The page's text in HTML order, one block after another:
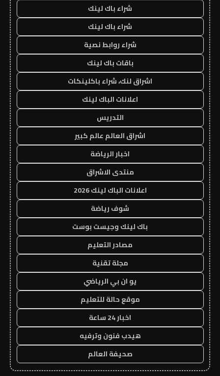
شراء باك لينك
شراء باك لينك
شراء روابط نصية
باقات باك لينك
اشراق لنك، شراء باكلينكات
اعلانات الباك لينك
التدريس
اشراق العالم عالم كبير
اخبار الرياضة
منتدى الاشراق
اعلانات الباك لينك 2026
شوف رياضة
باك لينك وجيست بوست
مصادر التعليم
مجلة تقنية
يو ان بي الرياضي
موقع حالة للتعليم
اخبار 24 ساعة
هيدب فنون وترفيه
صحيفة العالم